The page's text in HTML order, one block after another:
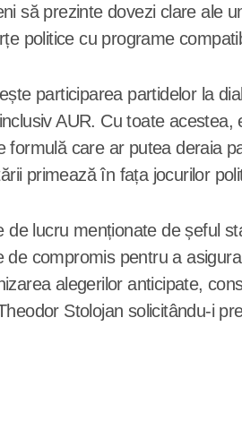
să prezinte dovezi clare ale
politice cu programe
participarea partidelor la
AUR. Cu toate
formulă care ar putea deraia
primează în fața jocurilor
de lucru menționate de șeful
de compromis pentru a
alegerilor anticipate,
Stolojan solicitându-i